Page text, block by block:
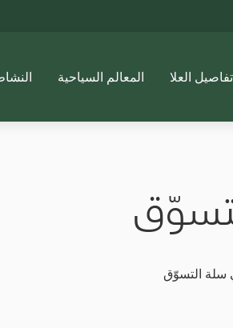
تفاصيل العلا المعالم السياحية
التسوّق